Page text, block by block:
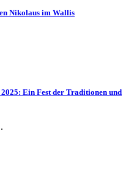
Nikolaus im Wallis
Ein Fest der Traditionen und